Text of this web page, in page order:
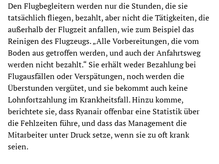
Den Flugbegleitern werden nur die Stunden, die sie
tatsächlich fliegen, bezahlt, aber nicht die Tätigkeiten, die
außerhalb der Flugzeit anfallen, wie zum Beispiel das
Reinigen des Flugzeugs. „Alle Vorbereitungen, die vom
Boden aus getroffen werden, und auch der Anfahrtsweg
werden nicht bezahlt.“ Sie erhält weder Bezahlung bei
Flugausfällen oder Verspätungen, noch werden die
Überstunden vergütet, und sie bekommt auch keine
Lohnfortzahlung im Krankheitsfall. Hinzu komme,
berichtete sie, dass Ryanair offenbar eine Statistik über
die Fehlzeiten führe, und dass das Management die
Mitarbeiter unter Druck setze, wenn sie zu oft krank
seien.